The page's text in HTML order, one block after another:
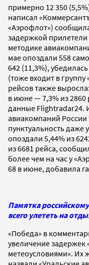
примерно 12 350
написал
«Аэрофлот»)
задержкой прилетели
методике
мае опоздали 558
642 (11,3%),
(тоже входит в
рейсов также
в июне — 7,3% из
данные Flightradar24.
авиакомпаний России
пунктуальность даже
опоздали 5,44% из
из 6681 рейса,
более чем на час у
68 в июне, добавила
Памятка
всего улететь на
«Победа» в
увеличение задержек
метеоусловиями». Их